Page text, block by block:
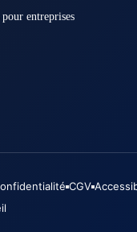
entreprises
CGV